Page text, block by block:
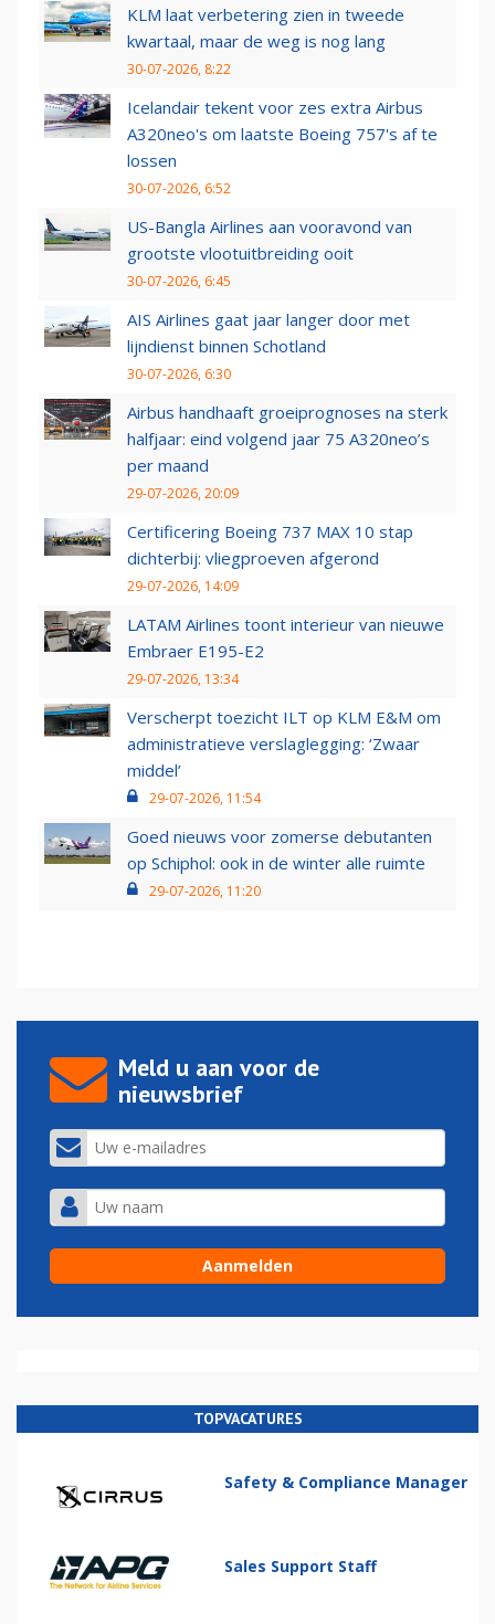
KLM laat verbetering zien in tweede
kwartaal, maar de weg is nog lang
30-07-2026, 8:22
Icelandair tekent voor zes extra Airbus
A320neo's om laatste Boeing 757's af te
lossen
30-07-2026, 6:52
US-Bangla Airlines aan vooravond van
grootste vlootuitbreiding ooit
30-07-2026, 6:45
AIS Airlines gaat jaar langer door met
lijndienst binnen Schotland
30-07-2026, 6:30
Airbus handhaaft groeiprognoses na sterk
halfjaar: eind volgend jaar 75 A320neo’s
per maand
29-07-2026, 20:09
Certificering Boeing 737 MAX 10 stap
dichterbij: vliegproeven afgerond
29-07-2026, 14:09
LATAM Airlines toont interieur van nieuwe
Embraer E195-E2
29-07-2026, 13:34
Verscherpt toezicht ILT op KLM E&M om
administratieve verslaglegging: ‘Zwaar
middel’
29-07-2026, 11:54
Goed nieuws voor zomerse debutanten
op Schiphol: ook in de winter alle ruimte
29-07-2026, 11:20
Meld u aan voor de
nieuwsbrief
TOPVACATURES
Safety & Compliance Manager
Sales Support Staff